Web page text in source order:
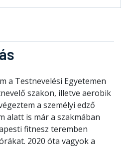
a Testnevelési Egyetemen
szakon, illetve aerobik
a személyi edző
alatt is már a szakmában
fitnesz teremben
2020 óta vagyok a